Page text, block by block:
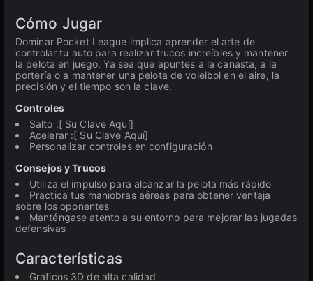
Cómo Jugar
Dominar Pocket League implica aprender el arte de
controlar tu auto para realizar trucos increíbles y mantener
la pelota en juego. Ya sea que apuntes a la canasta, a la
portería o a mantener una pelota de voleibol en el aire, la
precisión y el tiempo son la clave.
Controles
Salto :[ Su Clave Aquí]
Acelerar :[ Su Clave Aquí]
Personalizar controles en configuración
Consejos y Trucos
Utiliza el impulso para alcanzar la pelota más rápido
Practica tus maniobras aéreas para obtener ventaja
sobre los oponentes
Manténgase atento a su entorno para mejorar las jugadas
defensivas
Características
Gráficos 3D de alta calidad